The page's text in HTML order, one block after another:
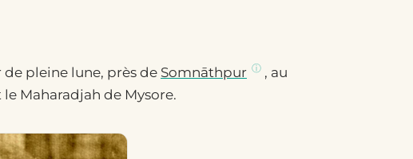
de pleine lune, près de Somnāthpur
, au
Maharadjah de Mysore.